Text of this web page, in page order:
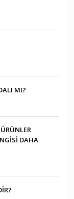
MI?
DAHA